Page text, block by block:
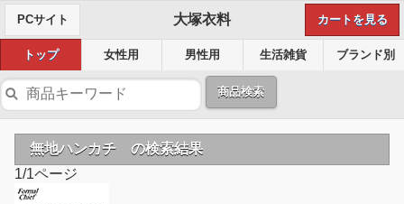
PCサイト 大塚衣料 カートを見る
トップ 女性用 男性用 生活雑貨 ブランド別
商品検索
無地ハンカチ の検索結果
1/1ページ